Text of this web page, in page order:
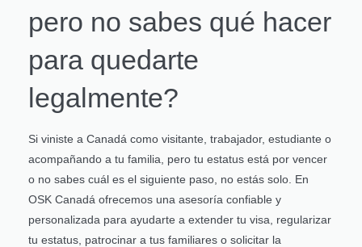
pero no sabes qué hacer
para quedarte
legalmente?
Si viniste a Canadá como visitante, trabajador, estudiante o
acompañando a tu familia, pero tu estatus está por vencer
o no sabes cuál es el siguiente paso, no estás solo. En
OSK Canadá ofrecemos una asesoría confiable y
personalizada para ayudarte a extender tu visa, regularizar
tu estatus, patrocinar a tus familiares o solicitar la